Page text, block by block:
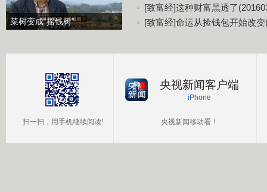
菜树变成“摇钱树”
[致富经]这种财富黑透了
[致富经]命运从捡钱包开始改变
扫一扫，用手机继续阅读!
央视新闻客户端
iPhone
央视新闻移动看！